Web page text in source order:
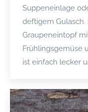
Suppeneinlage
deftigem
Graupeneintopf
Frühlingsgemüse
ist einfach lecker